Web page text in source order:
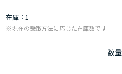
在庫 1
※現在の受取方法に応じた在庫数です
数量